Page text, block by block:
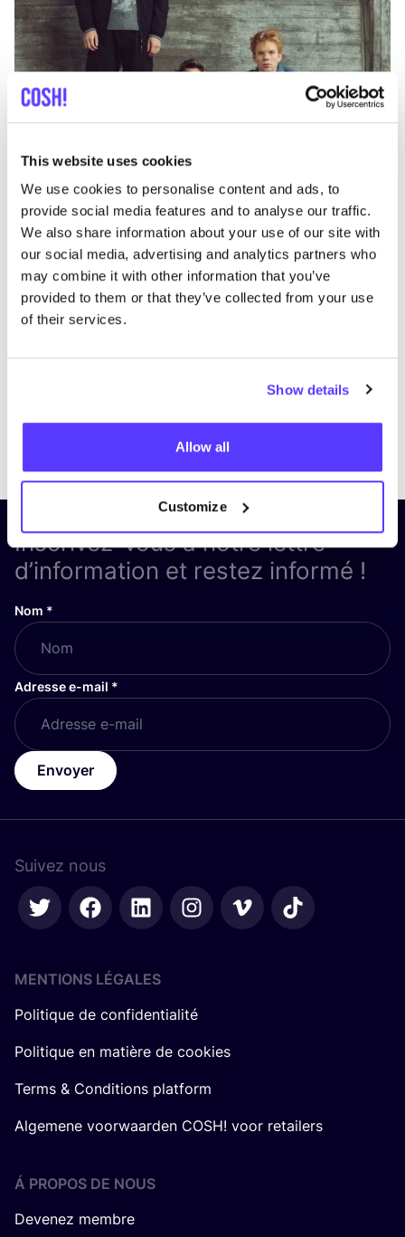
This website uses cookies
We use cookies to personalise content and ads, to
provide social media features and to analyse our traffic.
We also share information about your use of our site with
our social media, advertising and analytics partners who
may combine it with other information that you’ve
provided to them or that they’ve collected from your use
of their services.
Show details
Allow all
Customize
Inscrivez-vous à notre lettre
d’information et restez informé !
Nom *
Adresse e-mail *
Envoyer
Suivez nous
MENTIONS LÉGALES
Politique de confidentialité
Politique en matière de cookies
Terms & Conditions platform
Algemene voorwaarden COSH! voor retailers
Á PROPOS DE NOUS
Devenez membre